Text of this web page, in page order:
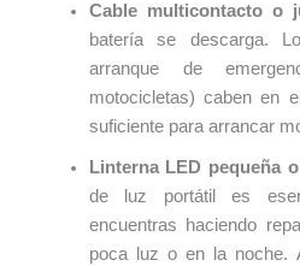
Cable multicontacto o
batería se descarga.
arranque de
motocicletas) caben en
suficiente para arrancar
Linterna LED pequeña
de luz portátil es
encuentras haciendo
poca luz o en la noche.